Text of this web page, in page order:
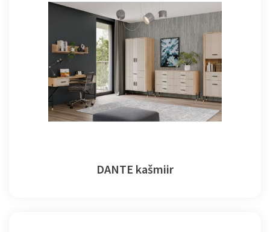
DANTE kašmiir